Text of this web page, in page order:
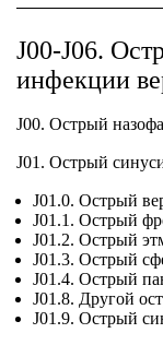
J00-J06.
инфекции
J00. Острый
J01. Острый
J01.0. Острый
J01.1. Острый
J01.2. Острый
J01.3. Острый
J01.4. Острый
J01.8. Другой
J01.9. Острый